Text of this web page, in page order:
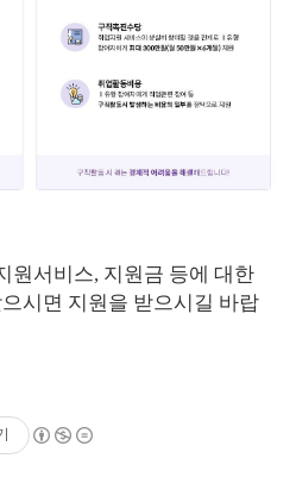
원서비스, 지원금 등에 대한
시면 지원을 받으시길 바랍